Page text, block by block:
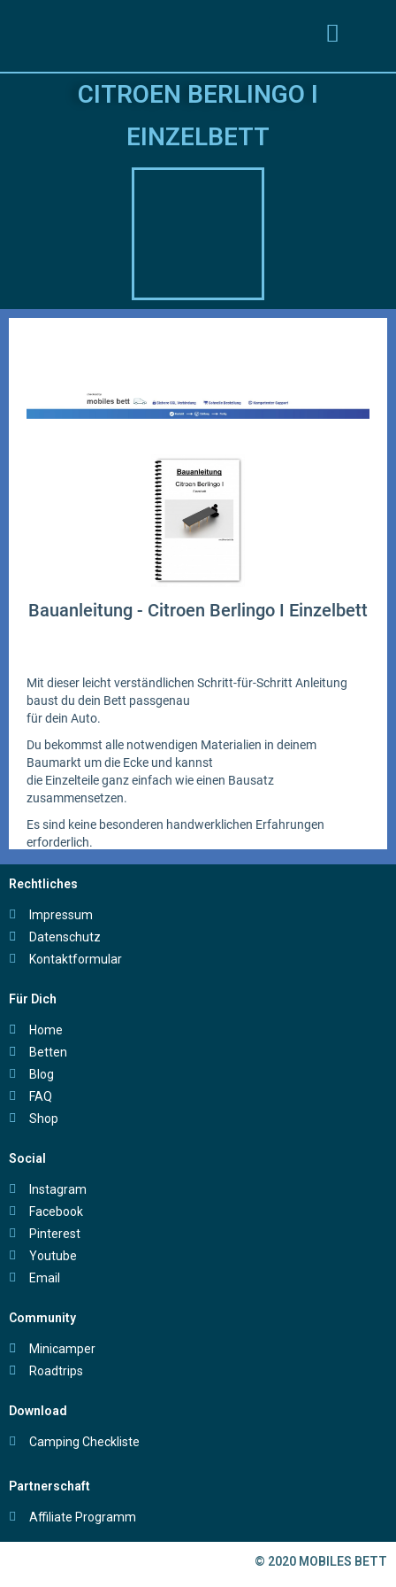
CITROEN BERLINGO I
EINZELBETT
Rechtliches
Impressum
Datenschutz
Kontaktformular
Für Dich
Home
Betten
Blog
FAQ
Shop
Social
Instagram
Facebook
Pinterest
Youtube
Email
Community
Minicamper
Roadtrips
Download
Camping Checkliste
Partnerschaft
Affiliate Programm
© 2020 MOBILES BETT